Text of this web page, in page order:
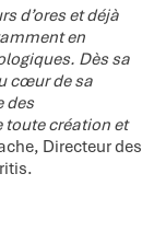
d’ores et déjà
en
Dès sa
cœur de sa
des
toute création et
Directeur des